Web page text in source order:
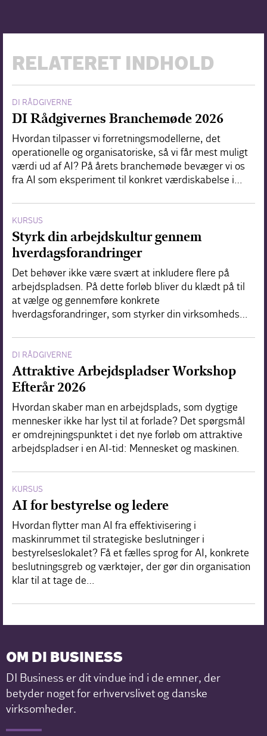
RELATERET INDHOLD
DI RÅDGIVERNE
DI Rådgivernes Branchemøde 2026
Hvordan tilpasser vi forretningsmodellerne, det
operationelle og organisatoriske, så vi får mest muligt
værdi ud af AI? På årets branchemøde bevæger vi os
fra AI som eksperiment til konkret værdiskabelse i…
KURSUS
Styrk din arbejdskultur gennem
hverdagsforandringer
Det behøver ikke være svært at inkludere flere på
arbejdspladsen. På dette forløb bliver du klædt på til
at vælge og gennemføre konkrete
hverdagsforandringer, som styrker din virksomheds…
DI RÅDGIVERNE
Attraktive Arbejdspladser Workshop
Efterår 2026
Hvordan skaber man en arbejdsplads, som dygtige
mennesker ikke har lyst til at forlade? Det spørgsmål
er omdrejningspunktet i det nye forløb om attraktive
arbejdspladser i en AI-tid: Mennesket og maskinen.
KURSUS
AI for bestyrelse og ledere
Hvordan flytter man AI fra effektivisering i
maskinrummet til strategiske beslutninger i
bestyrelseslokalet? Få et fælles sprog for AI, konkrete
beslutningsgreb og værktøjer, der gør din organisation
klar til at tage de…
OM DI BUSINESS
DI Business er dit vindue ind i de emner, der
betyder noget for erhvervslivet og danske
virksomheder.